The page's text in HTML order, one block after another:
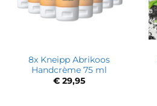
8x Kneipp Abrikoos
Handcrème 75 ml
€ 29,95